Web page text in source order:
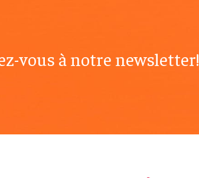
vous à notre newsletter!